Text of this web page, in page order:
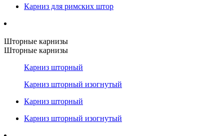
Карниз для римских штор
Шторные карнизы
Шторные карнизы
Карниз шторный
Карниз шторный изогнутый
Карниз шторный
Карниз шторный изогнутый